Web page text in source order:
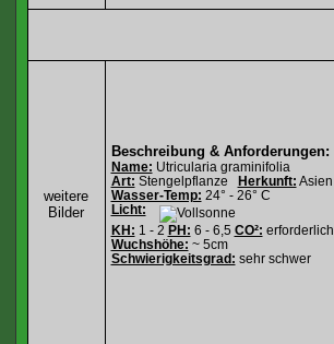
weitere
Bilder
Beschreibung & Anforderungen:
Name: Utricularia graminifolia
Art: Stengelpflanze Herkunft: Asien
Wasser-Temp: 24° - 26° C
Licht:
KH: 1 - 2 PH: 6 - 6,5 CO²: erforderlich
Wuchshöhe: ~ 5cm
Schwierigkeitsgrad: sehr schwer